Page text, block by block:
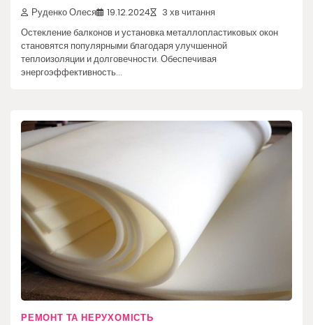
Руденко Олеся 19.12.2024 3 хв читання
Остекление балконов и установка металлопластиковых окон
становятся популярными благодаря улучшенной
теплоизоляции и долговечности. Обеспечивая
энергоэффективность…
РЕМОНТ ТА НЕРУХОМІСТЬ